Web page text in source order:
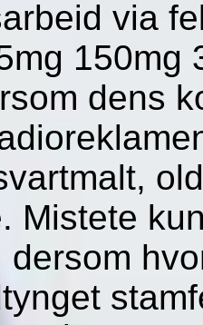
via
150mg
dens
Mistete
dersom